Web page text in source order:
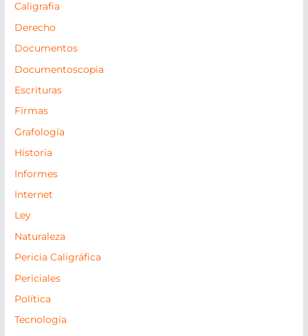
Caligrafia
Derecho
Documentos
Documentoscopia
Escrituras
Firmas
Grafología
Historia
Informes
Internet
Ley
Naturaleza
Pericia Caligráfica
Periciales
Política
Tecnología